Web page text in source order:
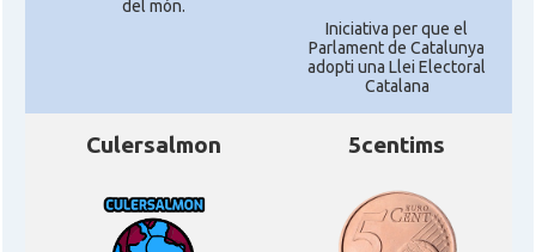
del món.
Iniciativa per que el
Parlament de Catalunya
adopti una Llei Electoral
Catalana
Culersalmon 5centims